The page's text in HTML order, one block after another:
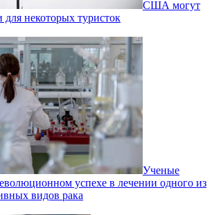
США могут
для некоторых туристок
Ученые
успехе в лечении одного из
видов рака